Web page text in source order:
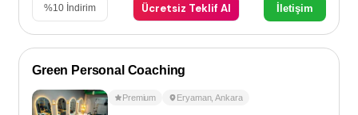
%10 İndirim Ücretsiz Teklif Al İletişim
Green Personal Coaching
Premium Eryaman,Ankara